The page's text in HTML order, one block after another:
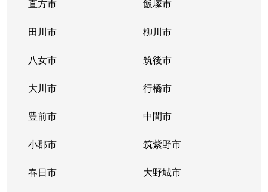
直方市 飯塚市
田川市 柳川市
八女市 筑後市
大川市 行橋市
豊前市 中間市
小郡市 筑紫野市
春日市 大野城市